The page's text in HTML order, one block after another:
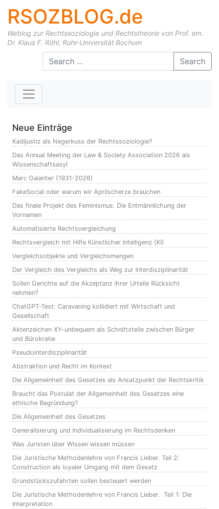
RSOZBLOG.de
Weblog zur Rechtssoziologie und Rechtstheorie von Prof. em.
Dr. Klaus F. Röhl, Ruhr-Universität Bochum
Skip to content Search
Neue Einträge
Kadijustiz als Negerkuss der Rechtssoziologie?
Das Annual Meeting der Law & Society Association 2026 als
Wissenschaftsasyl
Marc Galanter (1931-2026)
FakeSocial oder warum wir Aprilscherze brauchen
Das finale Projekt des Feminismus: Die Entmännlichung der
Vornamen
Automatisierte Rechtsvergleichung
Rechtsvergleich mit Hilfe Künstlicher Intelligenz (KI)
Vergleichsobjekte und Vergleichsmengen
Der Vergleich des Vergleichs als Weg zur Interdisziplinarität
Sollen Gerichte auf die Akzeptanz ihrer Urteile Rücksicht
nehmen?
ChatGPT-Test: Caravaning kollidiert mit Wirtschaft und
Gesellschaft
Aktenzeichen XY-unbequem als Schnittstelle zwischen Bürger
und Bürokratie
Pseudointerdisziplinarität
Abstraktion und Recht im Kontext
Die Allgemeinheit des Gesetzes als Ansatzpunkt der Rechtskritik
Braucht das Postulat der Allgemeinheit des Gesetzes eine
ethische Begründung?
Die Allgemeinheit des Gesetzes
Generalisierung und Individualisierung im Rechtsdenken
Was Juristen über Wissen wissen müssen
Die Juristische Methodenlehre von Francis Lieber. Teil 2:
Construction als loyaler Umgang mit dem Gesetz
Grundstückszufahrten sollen besteuert werden
Die Juristische Methodenlehre von Francis Lieber. Teil 1: Die
Interpretation